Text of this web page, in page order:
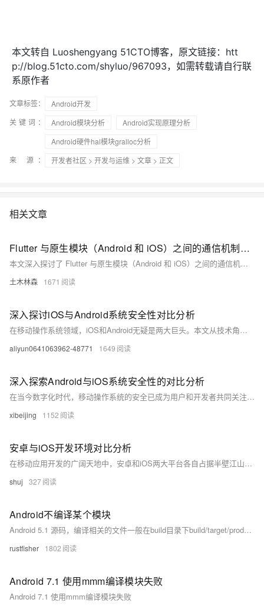
本文转自 Luoshengyang 51CTO博客，原文链接：htt
p://blog.51cto.com/shyluo/967093，如需转载请自行联
系原作者
文章标签：
Android开发
关键词：
Android模块分析
Android实现原理分析
Android硬件hal模块gralloc分析
来 源：
开发者社区 > 开发与运维 > 文章 > 正文
相关文章
Flutter 与原生模块（Android 和 iOS）之间的通信机制，包括方法调用、事件传递等，分析了通信的必要性、主要方式、数据传递、性能优化及错误处理，并通过实际案例展示了其应用效果，展望了未来的发展趋势
本文深入探讨了 Flutter 与原生模块（Android 和 iOS）之间的通信机制，包括方法调用、事件传递等，分析了通信的必要性、主要方式、数据传递、性能优化及错误处理，并通过实际案例展示了其应用效果，展望了未来的发展趋势。这对于实现高效的跨平台移动应用开发具有重要指导意义。
土木林森 1671
深入探讨iOS与Android系统安全性对比分析
在移动操作系统领域，iOS和Android无疑是两大巨头。本文从技术角度出发，对这两个系统的架构、安全机制以及用户隐私保护等方面进行了详细的比较分析。通过深入探讨，我们旨在揭示两个系统在安全性方面的差异，并为用户提供一些实用的安全建议。
aliyun0641063962-48771 1649
深入探索Android与iOS系统安全性的对比分析
在当今数字化时代，移动操作系统的安全已成为用户和开发者共同关注的重点。本文旨在通过比较Android与iOS两大主流操作系统在安全性方面的差异，揭示两者在设计理念、权限管理、应用审核机制等方面的不同之处。我们将探讨这些差异如何影响用户的安全体验以及可能带来的风险。
xibeijing 1152
安卓与iOS开发环境对比分析
在移动应用开发的广阔天地中，安卓和iOS两大平台各自占据半壁江山。本文深入探讨了这两个平台的开发环境，从编程语言、开发工具到用户界面设计等多个角度进行比较。通过实际案例分析和代码示例，我们旨在为开发者提供一个清晰的指南，帮助他们根据项目需求和个人偏好做出明智的选择。无论你是初涉移动开发领域的新手，还是寻求跨平台解决方案的资深开发者，这篇文章都将为你提供宝贵的信息和启示。
shuj 327
Android不编译某个模块
Android 5.1 源码，编译相关的文件一般在build目录下build/target/product 放了很多mk文件；一般不同的产品会有不同的目录 假设我不想编译OpenWnn，在build目录下grep一下“OpenWnn”target/product/full_base.
rustfisher 1802
Android 7.1 使用mmm编译模块失败
Android 7.1 使用mmm编译模块失败